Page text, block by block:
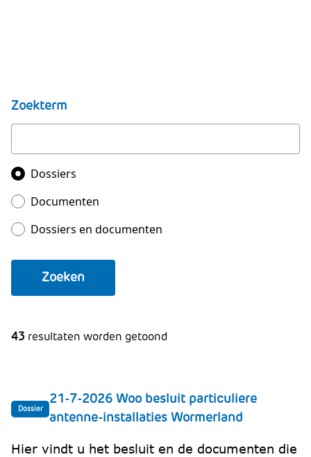
Zoekterm
Zoeken in
Dossiers
Documenten
Dossiers en documenten
Zoeken
43 resultaten worden getoond
Dossier
21-7-2026 Woo besluit particuliere
antenne-installaties Wormerland
Hier vindt u het besluit en de documenten die